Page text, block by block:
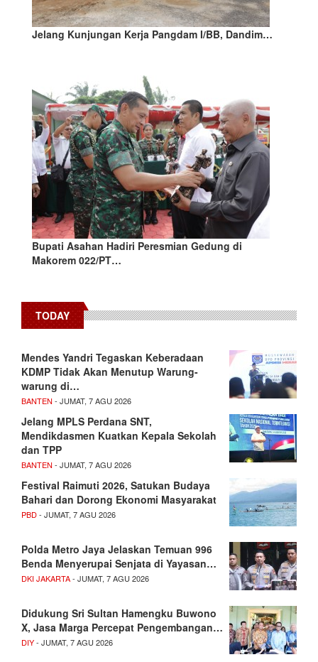
Jelang Kunjungan Kerja Pangdam I/BB, Dandim…
Bupati Asahan Hadiri Peresmian Gedung di
Makorem 022/PT…
TODAY
Mendes Yandri Tegaskan Keberadaan
KDMP Tidak Akan Menutup Warung-
warung di…
BANTEN - JUMAT, 7 AGU 2026
Jelang MPLS Perdana SNT,
Mendikdasmen Kuatkan Kepala Sekolah
dan TPP
BANTEN - JUMAT, 7 AGU 2026
Festival Raimuti 2026, Satukan Budaya
Bahari dan Dorong Ekonomi Masyarakat
PBD- JUMAT, 7 AGU 2026
Polda Metro Jaya Jelaskan Temuan 996
Benda Menyerupai Senjata di Yayasan…
DKI JAKARTA- JUMAT, 7 AGU 2026
Didukung Sri Sultan Hamengku Buwono
X, Jasa Marga Percepat Pengembangan…
DIY- JUMAT, 7 AGU 2026